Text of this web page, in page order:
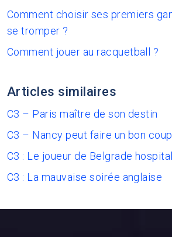
Comment choisir ses premiers
se tromper ?
Comment jouer au racquetball ?
Articles similaires
C3 – Paris maître de son destin
C3 – Nancy peut faire un bon coup
C3 : Le joueur de Belgrade
C3 : La mauvaise soirée anglaise